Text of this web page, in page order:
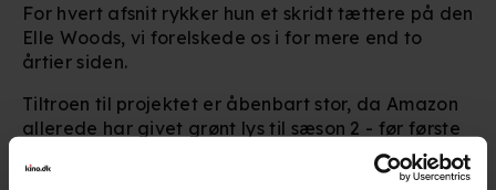
For hvert afsnit rykker hun et skridt tættere på den
Elle Woods, vi forelskede os i for mere end to
årtier siden.
Tiltroen til projektet er åbenbart stor, da Amazon
allerede har givet grønt lys til sæson 2 - før første
afsnit overhovedet er rullet over skærmen.